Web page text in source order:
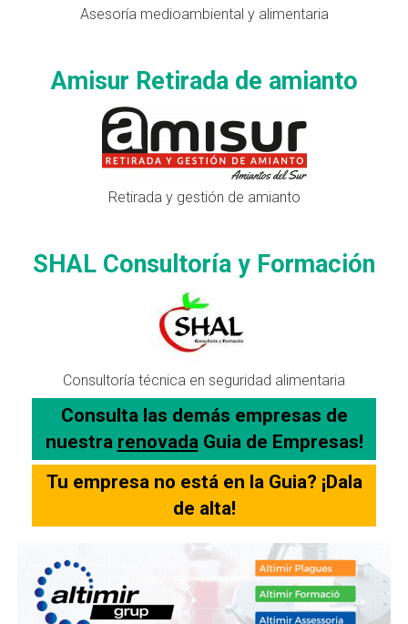
Asesoría medioambiental y alimentaria
Amisur Retirada de amianto
Retirada y gestión de amianto
SHAL Consultoría y Formación
Consultoría técnica en seguridad alimentaria
Consulta las demás empresas de
nuestra renovada Guia de Empresas!
Tu empresa no está en la Guia? ¡Dala
de alta!